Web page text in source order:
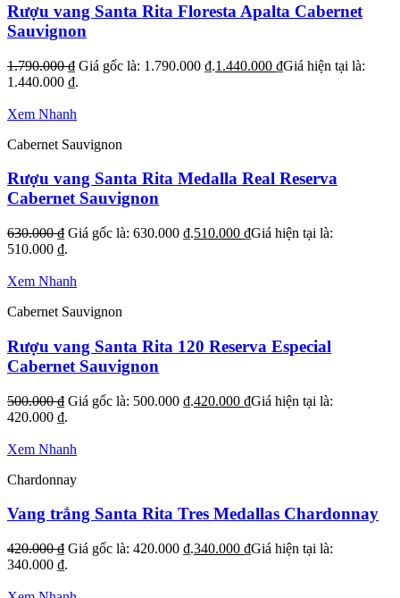
Rượu vang Santa Rita Floresta Apalta Cabernet
Sauvignon
1.790.000₫ Giá gốc là: 1.790.000 ₫.1.440.000 ₫Giá hiện tại là:
1.440.000 ₫.
Xem Nhanh
Cabernet Sauvignon
Rượu vang Santa Rita Medalla Real Reserva
Cabernet Sauvignon
630.000₫ Giá gốc là: 630.000 ₫.510.000 ₫Giá hiện tại là:
510.000 ₫.
Xem Nhanh
Cabernet Sauvignon
Rượu vang Santa Rita 120 Reserva Especial
Cabernet Sauvignon
500.000₫ Giá gốc là: 500.000 ₫.420.000 ₫Giá hiện tại là:
420.000 ₫.
Xem Nhanh
Chardonnay
Vang trắng Santa Rita Tres Medallas Chardonnay
420.000₫ Giá gốc là: 420.000 ₫.340.000 ₫Giá hiện tại là:
340.000 ₫.